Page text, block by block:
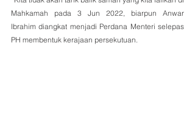
Mahkamah pada 3 Jun 2022, biarpun Anwar
Ibrahim diangkat menjadi Perdana Menteri selepas
PH membentuk kerajaan persekutuan.